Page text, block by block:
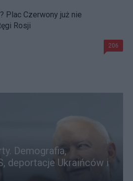
Plac Czerwony już nie
Rosji
206
Demografia,
deportacje Ukraińców i